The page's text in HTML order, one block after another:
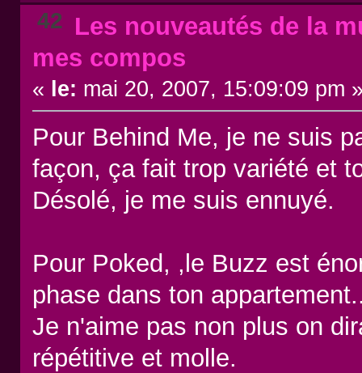
42 Les nouveautés de la
mes compos
« le: mai 20, 2007, 15:09:09 pm
Pour Behind Me, je ne suis
façon, ça fait trop variété et
Désolé, je me suis ennuyé.
Pour Poked, ,le Buzz est
phase dans ton
Je n'aime pas non plus on
répétitive et molle.